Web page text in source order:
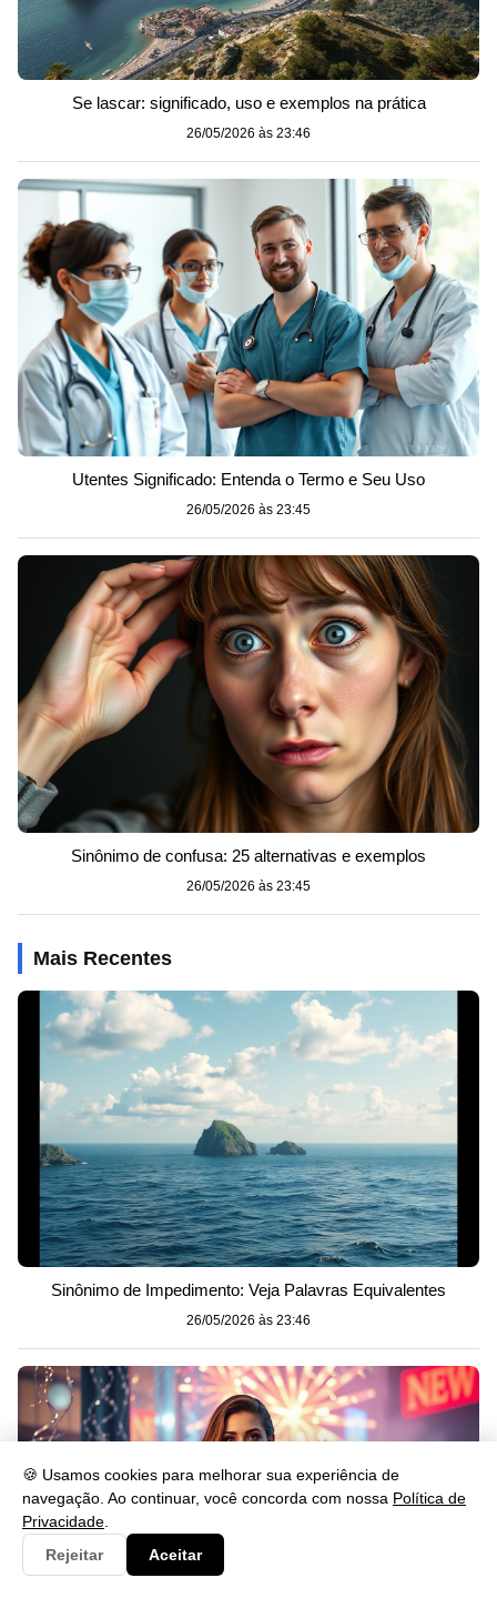
🍪 Usamos cookies para melhorar sua experiência de
navegação. Ao continuar, você concorda com nossa Política de
Privacidade
Rejeitar
Aceitar
Se lascar: significado, uso e exemplos na prática
26/05/2026 às 23:46
Utentes Significado: Entenda o Termo e Seu Uso
26/05/2026 às 23:45
Sinônimo de confusa: 25 alternativas e exemplos
26/05/2026 às 23:45
Mais Recentes
Sinônimo de Impedimento: Veja Palavras Equivalentes
26/05/2026 às 23:46